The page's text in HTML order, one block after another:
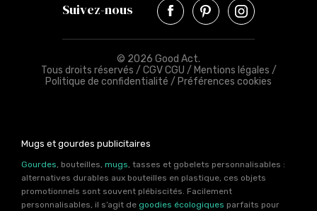
Suivez-nous
© 2026 Good Act.
Tous droits réservés / CGV CGU / Mentions légales /
Politique de confidentialité / Préférences cookies
Mugs et gourdes publicitaires
Gourdes, bouteilles, mugs, tasses et gobelets personnalisables :
alternatives durables aux bouteilles en plastique, ces objets
promotionnels sont souvent plébiscités. Facilement
personnalisables, il s’agit de goodies écologiques parfaits pour